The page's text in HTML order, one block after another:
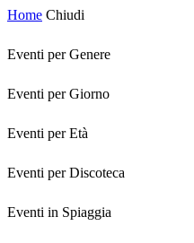
Home Chiudi
Eventi per Genere
Eventi per Giorno
Eventi per Età
Eventi per Discoteca
Eventi in Spiaggia